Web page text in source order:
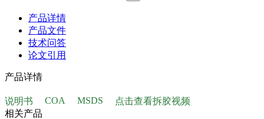
产品详情
产品文件
技术问答
论文引用
产品详情
说明书 COA MSDS
点击查看拆胶视频
相关产品